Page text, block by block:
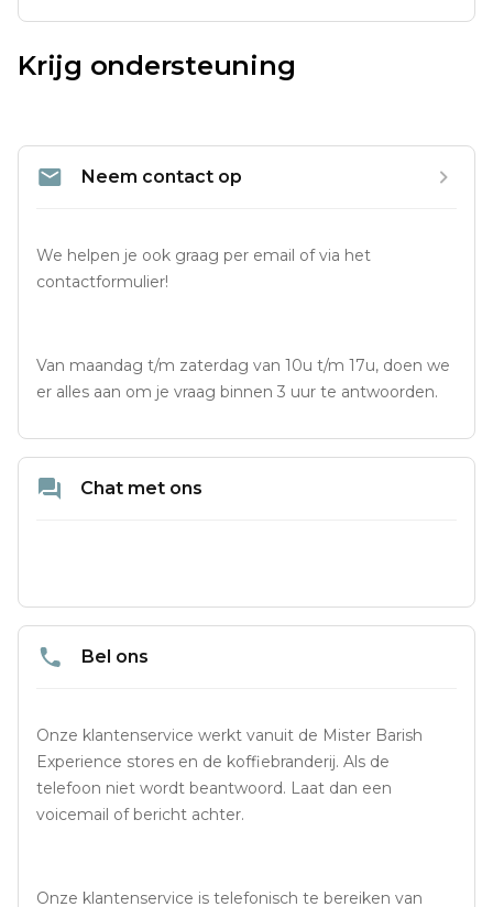
Krijg ondersteuning
Neem contact op
We helpen je ook graag per email of via het
contactformulier!
Van maandag t/m zaterdag van 10u t/m 17u, doen we
er alles aan om je vraag binnen 3 uur te antwoorden.
Chat met ons
Bel ons
Onze klantenservice werkt vanuit de Mister Barish
Experience stores en de koffiebranderij. Als de
telefoon niet wordt beantwoord. Laat dan een
voicemail of bericht achter.
Onze klantenservice is telefonisch te bereiken van